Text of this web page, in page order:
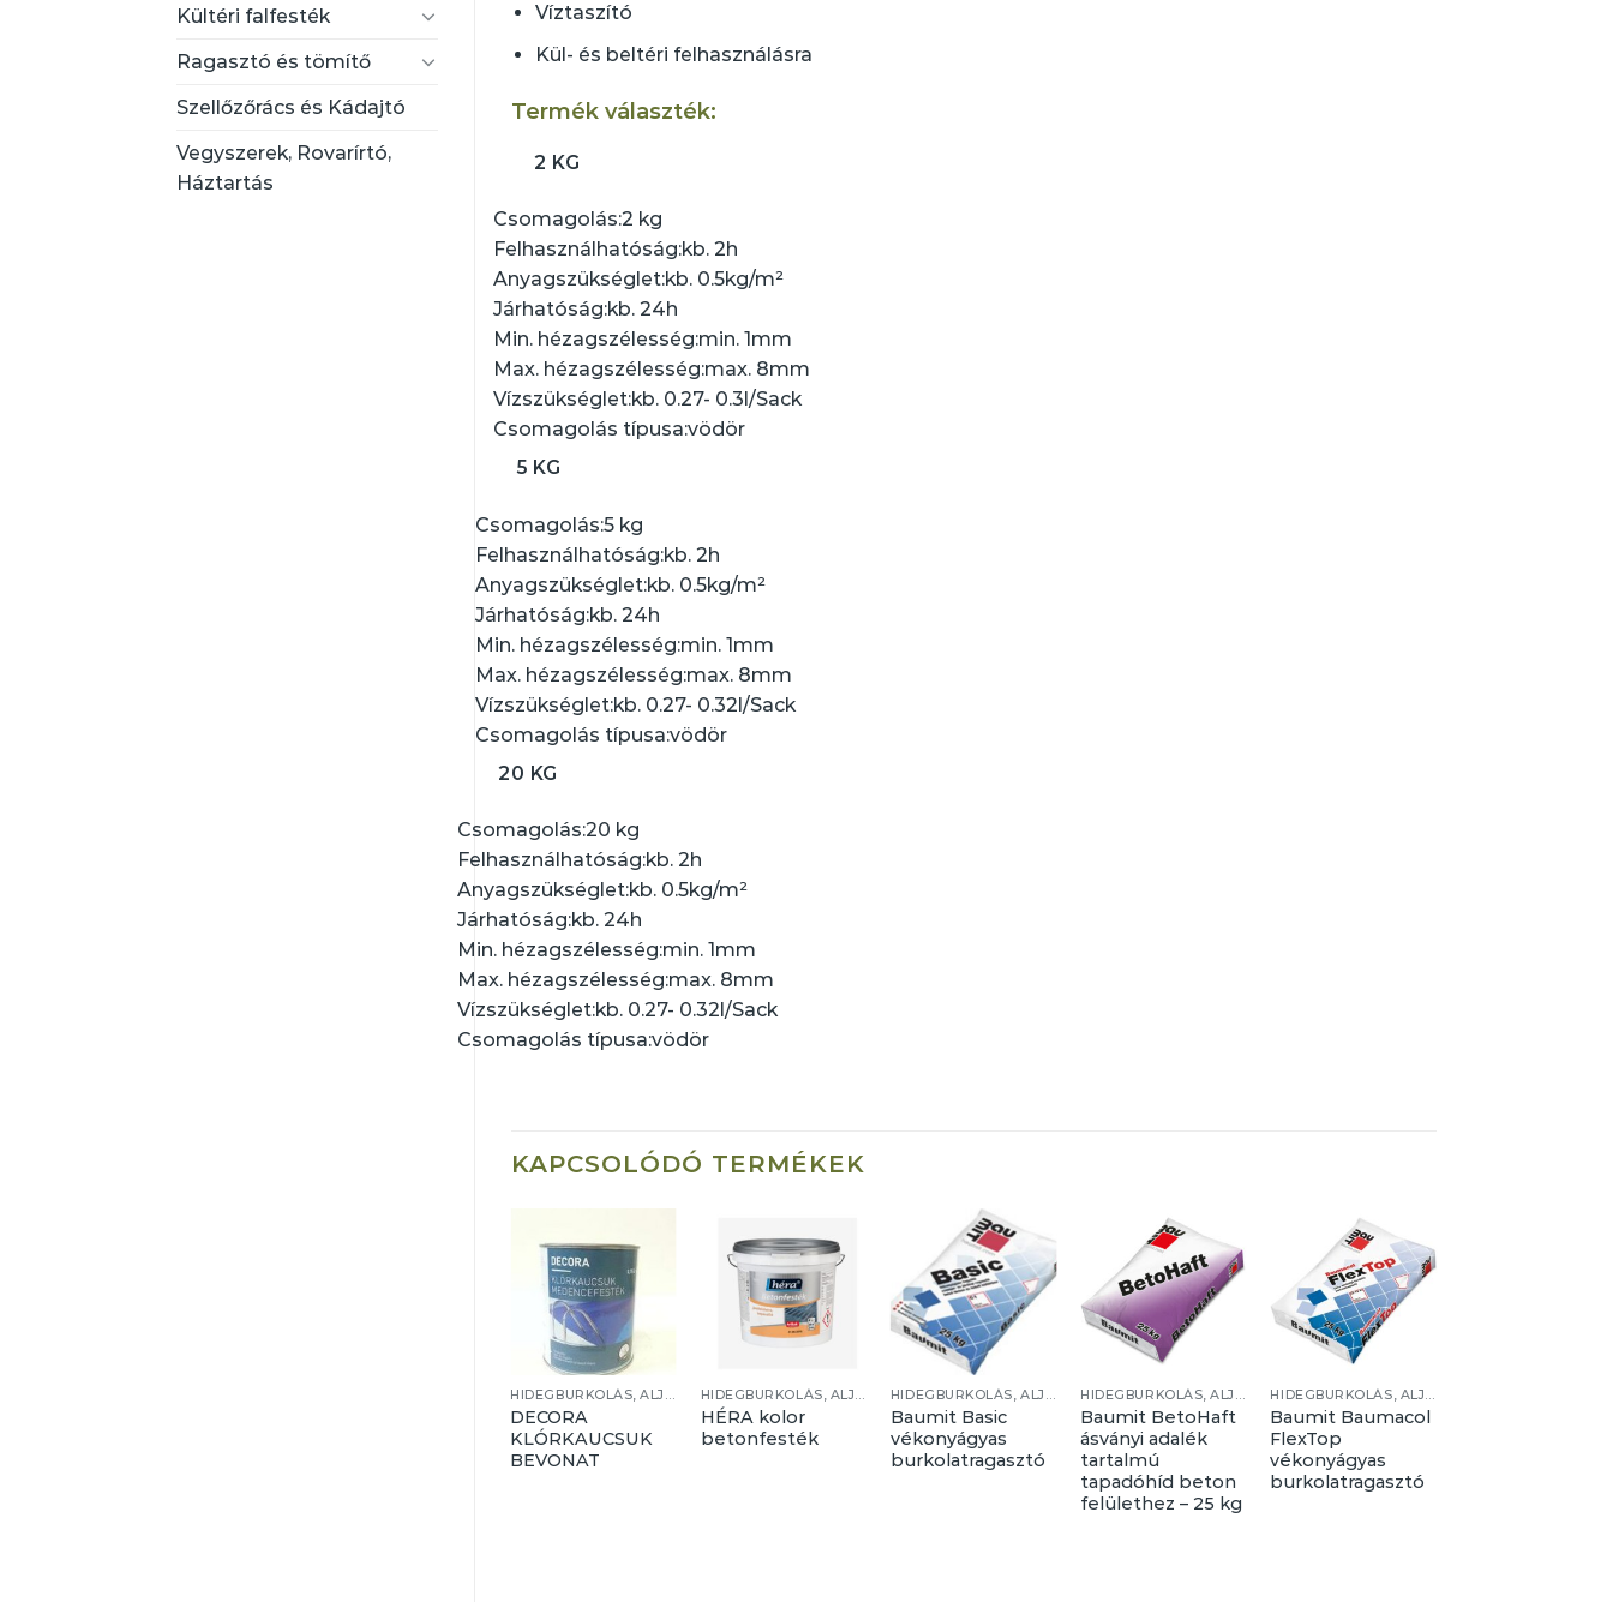
Kültéri falfesték
Ragasztó és tömítő
Szellőzőrács és Kádajtó
Vegyszerek, Rovarírtó,
Háztartás
Víztaszító
Kül- és beltéri felhasználásra
Termék választék:
2 KG
Csomagolás:2 kg
Felhasználhatóság:kb. 2h
Anyagszükséglet:kb. 0.5kg/m²
Járhatóság:kb. 24h
Min. hézagszélesség:min. 1mm
Max. hézagszélesség:max. 8mm
Vízszükséglet:kb. 0.27- 0.3l/Sack
Csomagolás típusa:vödör
5 KG
Csomagolás:5 kg
Felhasználhatóság:kb. 2h
Anyagszükséglet:kb. 0.5kg/m²
Járhatóság:kb. 24h
Min. hézagszélesség:min. 1mm
Max. hézagszélesség:max. 8mm
Vízszükséglet:kb. 0.27- 0.32l/Sack
Csomagolás típusa:vödör
20 KG
Csomagolás:20 kg
Felhasználhatóság:kb. 2h
Anyagszükséglet:kb. 0.5kg/m²
Járhatóság:kb. 24h
Min. hézagszélesség:min. 1mm
Max. hézagszélesség:max. 8mm
Vízszükséglet:kb. 0.27- 0.32l/Sack
Csomagolás típusa:vödör
KAPCSOLÓDÓ TERMÉKEK
HIDEGBURKOLÁS, ALJZATKÉPZÉS
DECORA
KLÓRKAUCSUK
BEVONAT
HIDEGBURKOLÁS, ALJZATKÉPZÉS
HÉRA kolor
betonfesték
HIDEGBURKOLÁS, ALJZATKÉPZÉS
Baumit Basic
vékonyágyas
burkolatragasztó
HIDEGBURKOLÁS, ALJZATKÉPZÉS
Baumit BetoHaft
ásványi adalék
tartalmú
tapadóhíd beton
felülethez – 25 kg
HIDEGBURKOLÁS, ALJZATKÉPZÉS
Baumit Baumacol
FlexTop
vékonyágyas
burkolatragasztó